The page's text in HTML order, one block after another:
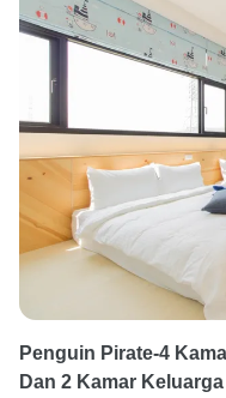
Penguin Pirate-4
Dan 2 Kamar Keluarga